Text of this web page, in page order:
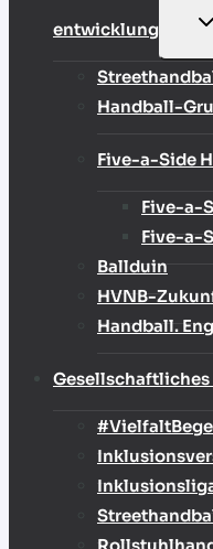
entwicklung
Handball-
Five-a-Side
Five-a-
Five-a-
Ballduin
HVNB-
Handball.
Gesellschaftliches